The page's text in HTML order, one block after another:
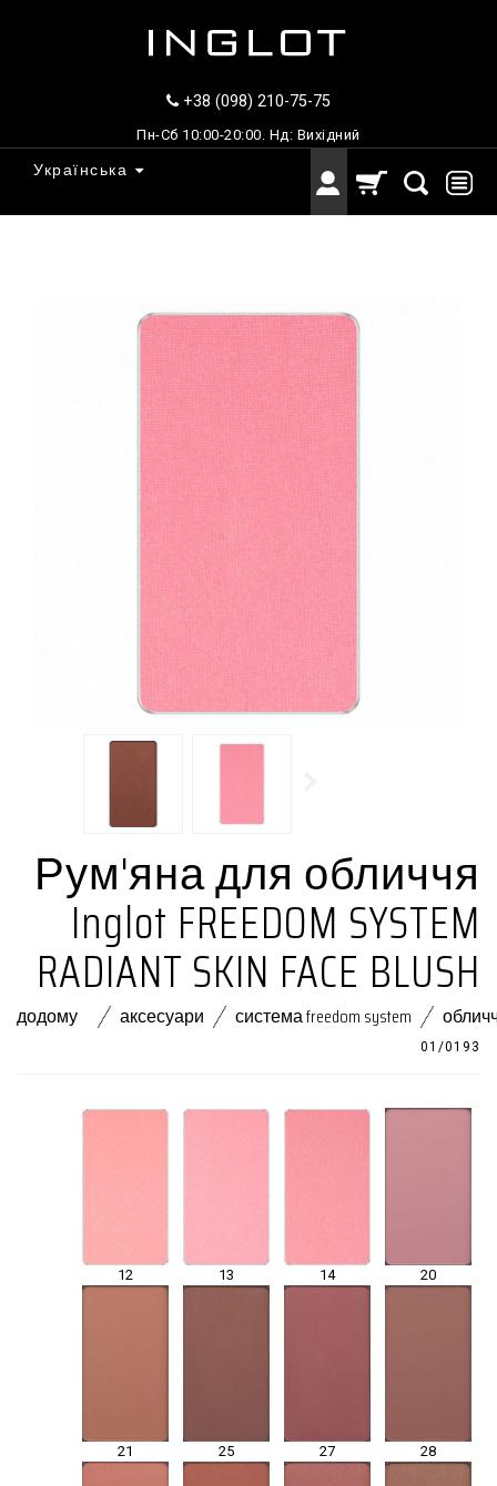
+38 (098) 210-75-75
Пн-Сб 10:00-20:00. Нд: Вихідний
Українська
Рум'яна для обличчя
Inglot FREEDOM SYSTEM
RADIANT SKIN FACE BLUSH
додому аксесуари система freedom system
01/0193
12 13 14 20
21 25 27 28